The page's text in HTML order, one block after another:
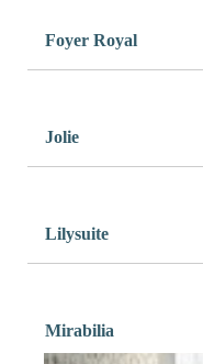
Foyer Royal
Jolie
Lilysuite
Mirabilia